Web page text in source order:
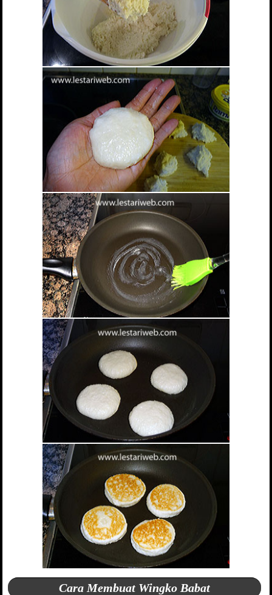
Cara Membuat Wingko Babat